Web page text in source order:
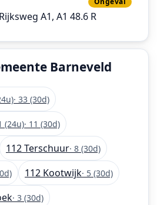
A1, A1 48.6 R
Barneveld
· 33 (30d)
(24u)· 11 (30d)
112 Terschuur· 8 (30d)
112 Kootwijk· 5 (30d)
· 3 (30d)